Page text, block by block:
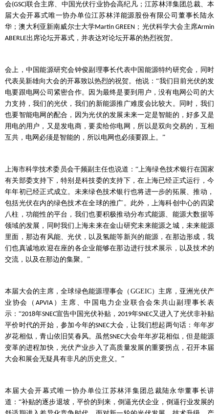
会(GSC)联合主席、中国光伏行业协会高纪凡；江苏林洋集团总裁、本
届大会开幕式唯一协办单位江苏林洋能源股份有限公司董事长陆永
华；澳大利亚新南威尔士大学Martin GREEN ；光伏科学大会主席Armin
ABERLE出席论坛开幕式，并表达对论坛开幕的热烈祝贺。
会上，中国能源研究会钟俊副理事长代表中国能源特约研究会，同时
代表吴新雄向大会的开幕致以热烈的祝贺。他说：“我们目前光伏的发
电要跟电网公司紧密合作。因为最终是要到用户，没有电网公司的大
力支持，我们的光伏，我们的新能源推广难度会比较大。同时，我们
也要智能电网的配合，因为光伏的发展未来一定是智能的，好多又是
用电的用户，又是发电商，要卖给你电网，所以是双向交易的，互相
互共，电网必须是智能的，所以电网也必须要跟上。”
上海市科学技术委员会干频副主任也说道：“上海绿色技术银行在国家
有关部委支持下，特别是科技委的支持下，在上海已经正式运行，今
年年初已经正式成立。未来绿色技术银行也将进一步的拓展、推动，
包括光伏在内的绿色技术在全球的推广。此外，上海科创中心的四梁
八柱，功能性的平台，我们也要积极推动分布式能源、能源大数据等
领域的发展，同时我们上海未来在金山研究未来能源之城，未来能源
里面，那边有风能、光伏，以及氢能等新兴的能源，在那边形成，我
们也真诚地欢迎在座的各企业能够在那边进行技术展示，以及技术的
交流，以及在那边的集聚。”
本届大会的主席，全球绿色能源理事会（ GGEIC）主席，亚洲光伏产
业协会（ APVIA）主席、中国电力企业联合会朱共山副理事长表
示：“2018年SNEC宣告中国光伏补贴， 2019年SNEC又进入了光伏非补贴
平价时代的开始，参加今年的SNEC大会，让我们想起两句话：年年岁
岁花相似，青山依旧笑春风。虽然SNEC大会年年岁花相似，但是能源
变革的进程加快，光伏产业步入了高质量发展的重要拐点，召开本届
大会和展会无疑具有非凡的历史意义。”
本届大会开幕式唯一协办单位江苏林洋集团总裁陆永华董事长讲
道：“补贴的逐步退坡，平价的到来，倒逼光伏企业，倒逼行业发展的